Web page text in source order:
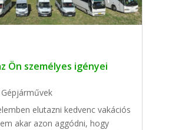
Ön személyes igényei
Gépjárművek
elutazni kedvenc vakációs
akar azon aggódni, hogy